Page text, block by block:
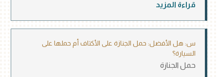
قراءة المزيد
س: هل الأفضل: حمل الجنازة على الأكتاف أم حملها على
السيارة؟
حمل الجنازة